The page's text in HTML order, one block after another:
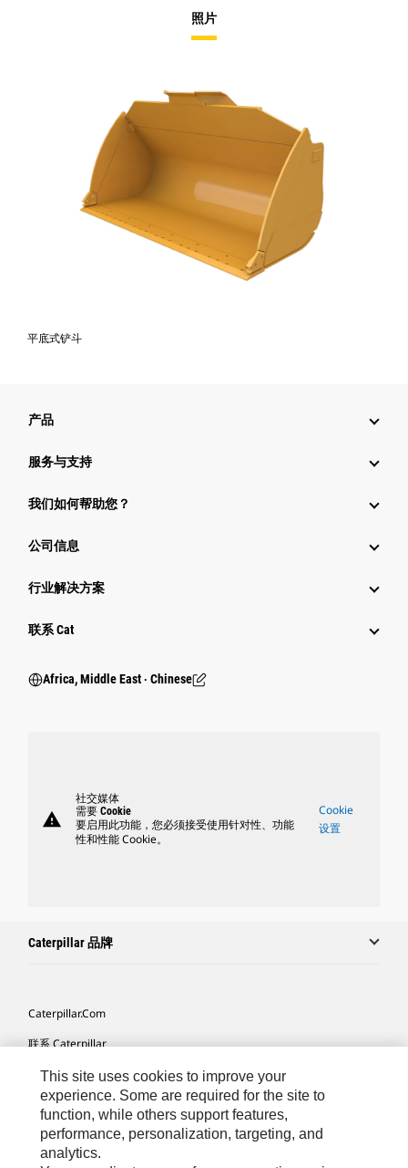
照片
平底式铲斗
产品
服务与支持
我们如何帮助您？
公司信息
行业解决方案
行业
联系 Cat
Africa, Middle East ‧ Chinese
warning
社交媒体
需要 Cookie
要启用此功能，您必须接受使用针对性、功能
性和性能 Cookie。
Cookie
设置
Caterpillar 品牌
Caterpillar.com
联系 Caterpillar
我的营销首选项
站点地图
Cookie Settings
法律
This site uses cookies to improve your
experience. Some are required for the site to
function, while others support features,
performance, personalization, targeting, and
analytics.